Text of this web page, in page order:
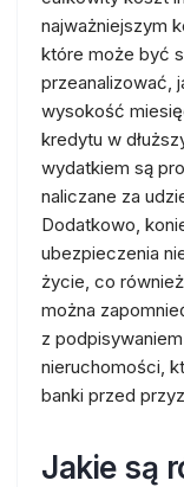
najważniejszym
które może być
przeanalizować,
wysokość
kredytu w
wydatkiem są
naliczane za
Dodatkowo,
ubezpieczenia
życie, co
można
z
nieruchomości,
banki przed
Jakie są